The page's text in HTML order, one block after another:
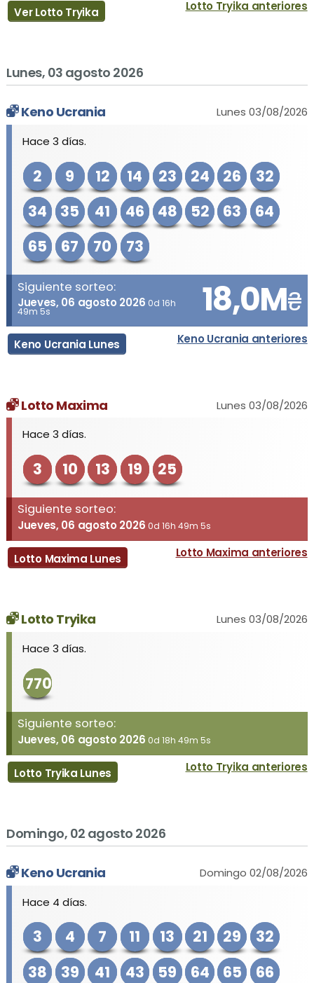
Ver Lotto Tryika Lotto Tryika anteriores
Lunes, 03 agosto 2026
Keno Ucrania
Lunes 03/08/2026
Hace 3 días.
2 9 12 14 23 24 26
32
34
35 41 46 48 52 63
64
65
67 70 73
Siguiente sorteo:
Jueves, 06 agosto 2026 0d 16h
49m 5s 18,0M₴
Keno Ucrania Lunes Keno Ucrania anteriores
Lotto Maxima
Lunes 03/08/2026
Hace 3 días.
3 10 13 19 25
Siguiente sorteo:
Jueves, 06 agosto 2026 0d 16h 49m 5s
Lotto Maxima Lunes Lotto Maxima anteriores
Lotto Tryika
Lunes 03/08/2026
Hace 3 días.
770
Siguiente sorteo:
Jueves, 06 agosto 2026 0d 18h 49m 5s
Lotto Tryika Lunes Lotto Tryika anteriores
Domingo, 02 agosto 2026
Keno Ucrania
Domingo 02/08/2026
Hace 4 días.
3 4 7 11 13 21 29
32
38
39 41 43 59 64 65
66